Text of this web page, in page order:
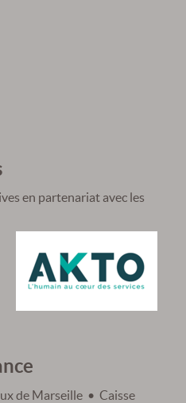
en partenariat avec les
de Marseille • Caisse